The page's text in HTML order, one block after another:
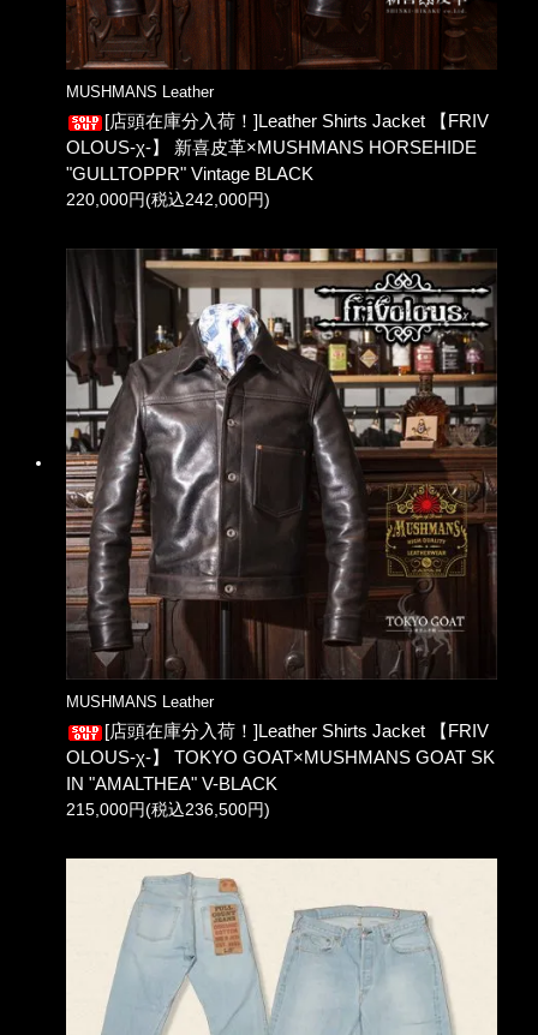
MUSHMANS Leather
[店頭在庫分入荷！]Leather Shirts Jacket 【FRIV
OLOUS-χ-】 新喜皮革×MUSHMANS HORSEHIDE
"GULLTOPPR" Vintage BLACK
220,000円(税込242,000円)
MUSHMANS Leather
[店頭在庫分入荷！]Leather Shirts Jacket 【FRIV
OLOUS-χ-】 TOKYO GOAT×MUSHMANS GOAT SK
IN "AMALTHEA" V-BLACK
215,000円(税込236,500円)